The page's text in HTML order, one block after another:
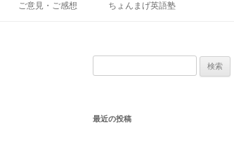
ご意見・ご感想 ちょんまげ英語塾
最近の投稿